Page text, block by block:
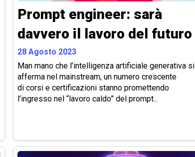
Prompt engineer: sarà
davvero il lavoro del futuro
28 Agosto 2023
Man mano che l’intelligenza artificiale generativa si
afferma nel mainstream, un numero crescente
di corsi e certificazioni stanno promettendo
l’ingresso nel “lavoro caldo” del prompt...